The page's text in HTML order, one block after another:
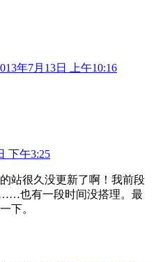
年7月13日 上午10:16
下午3:25
站很久没更新了啊！我前段
……也有一段时间没搭理。最
下。